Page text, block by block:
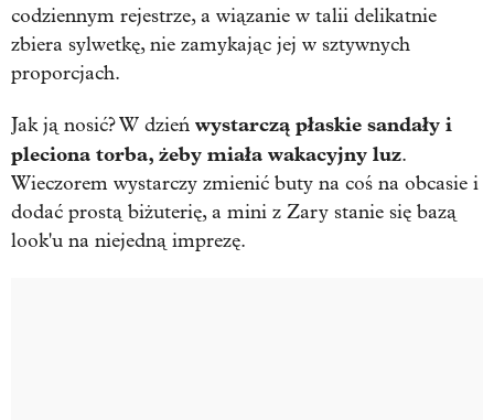
codziennym rejestrze, a wiązanie w talii delikatnie
zbiera sylwetkę, nie zamykając jej w sztywnych
proporcjach.
Jak ją nosić? W dzień wystarczą płaskie sandały i
pleciona torba, żeby miała wakacyjny luz.
Wieczorem wystarczy zmienić buty na coś na obcasie i
dodać prostą biżuterię, a mini z Zary stanie się bazą
look'u na niejedną imprezę.